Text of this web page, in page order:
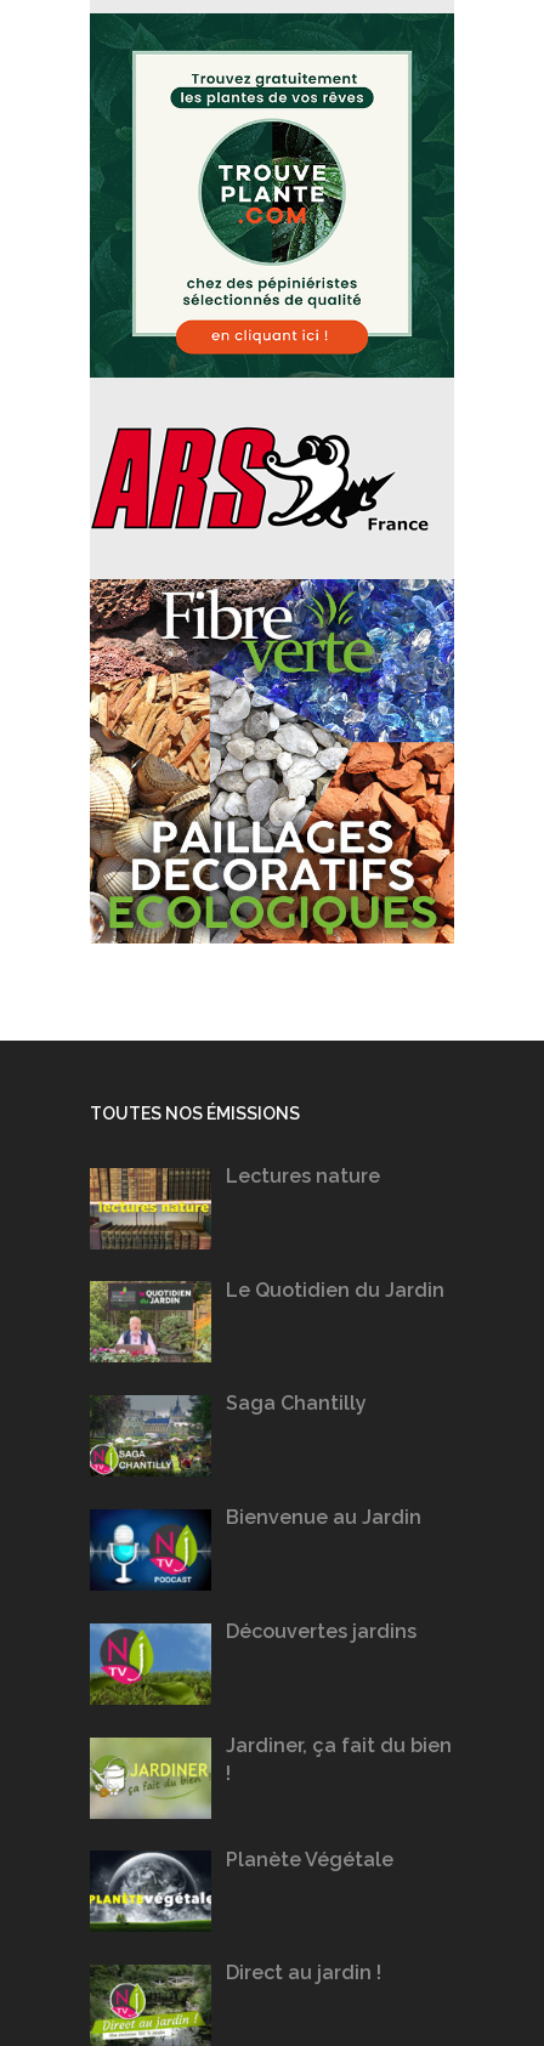
TOUTES NOS ÉMISSIONS
Lectures nature
Le Quotidien du Jardin
Saga Chantilly
Bienvenue au Jardin
Découvertes jardins
Jardiner, ça fait du bien
!
Planète Végétale
Direct au jardin !